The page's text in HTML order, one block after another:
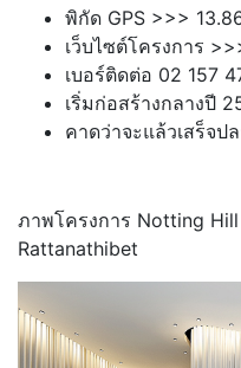
พิกัด GPS >>>
เว็บไซต์โครงการ
เบอร์ติดต่อ 02 157
เริ่มก่อสร้างกลางปี
คาดว่าจะแล้วเสร็จป
ภาพโครงการ Notting
Rattanathibet